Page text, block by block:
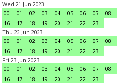
Wed 21 Jun 2023
00
01 02 03 04 05 06 07 08
16
17 18 19 20 21 22
23
Thu 22 Jun 2023
00
01 02 03 04 05 06 07 08
16
17 18 19 20 21 22
23
Fri 23 Jun 2023
00
01 02 03 04 05 06 07 08
16
17 18 19 20 21 22
23